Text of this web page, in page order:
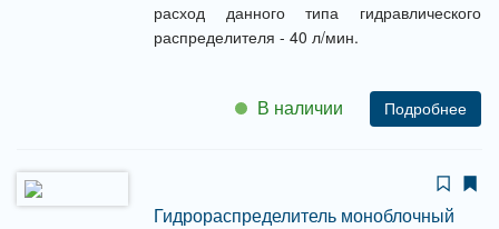
расход данного типа гидравлического
распределителя - 40 л/мин.
В наличии Подробнее
Гидрораспределитель моноблочный